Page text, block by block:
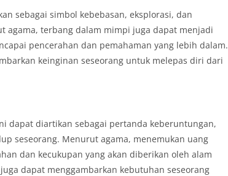
sebagai simbol kebebasan, eksplorasi, dan
agama, terbang dalam mimpi juga dapat menjadi
pencerahan dan pemahaman yang lebih dalam.
keinginan seseorang untuk melepas diri dari
dapat diartikan sebagai pertanda keberuntungan,
seseorang. Menurut agama, menemukan uang
dan kecukupan yang akan diberikan oleh alam
dapat menggambarkan kebutuhan seseorang